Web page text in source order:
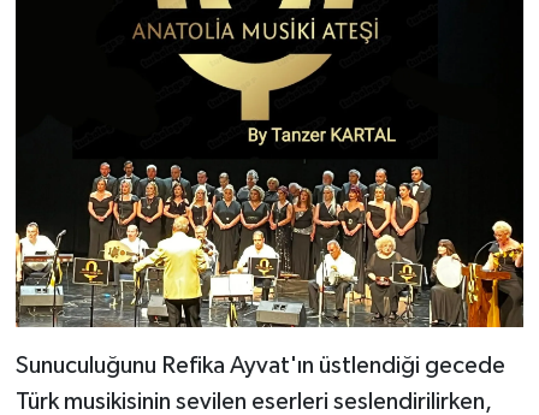
Sunuculuğunu Refika Ayvat'ın üstlendiği gecede
Türk musikisinin sevilen eserleri seslendirilirken,